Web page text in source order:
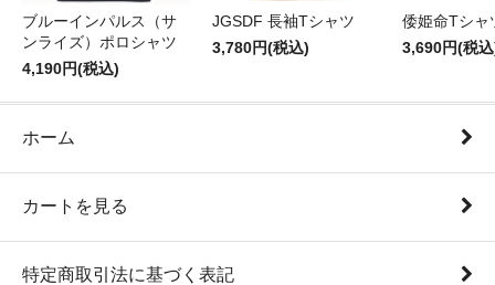
ブルーインパルス（サ
ンライズ）ポロシャツ
4,190円(税込)
JGSDF 長袖Tシャツ
3,780円(税込)
倭姫命Tシャ
3,690円(税
ホーム
カートを見る
特定商取引法に基づく表記